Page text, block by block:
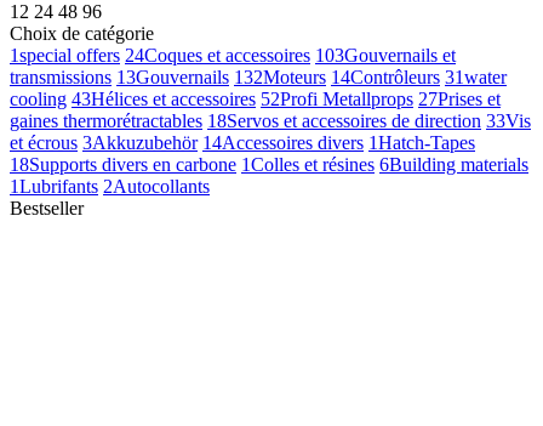
12 24 48 96
Choix de catégorie
1special offers 24Coques et accessoires 103Gouvernails et
transmissions 13Gouvernails 132Moteurs 14Contrôleurs 31water
cooling 43Hélices et accessoires 52Profi Metallprops 27Prises et
gaines thermorétractables 18Servos et accessoires de direction 33Vis
et écrous 3Akkuzubehör 14Accessoires divers 1Hatch-Tapes
18Supports divers en carbone 1Colles et résines 6Building materials
1Lubrifants 2Autocollants
Bestseller